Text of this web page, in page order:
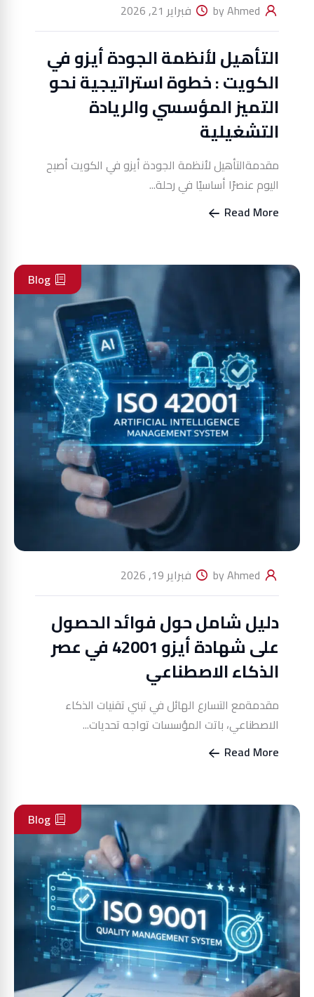
فبراير 21, 2026
التأهيل لأنظمة الجودة أيزو في
الكويت : خطوة استراتيجية نحو
التميز المؤسسي والريادة
التشغيلية
مقدمةالتأهيل لأنظمة الجودة أيزو في الكويت أصبح
اليوم عنصرًا أساسيًا في رحلة...
Read More
Blog
فبراير 19, 2026
دليل شامل حول فوائد الحصول
على شهادة أيزو 42001 في عصر
الذكاء الاصطناعي
مقدمةمع التسارع الهائل في تبني تقنيات الذكاء
الاصطناعي، باتت المؤسسات تواجه تحديات...
Read More
Blog